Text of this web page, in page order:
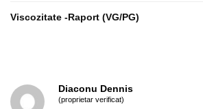
Viscozitate -Raport (VG/PG)
Diaconu Dennis
(proprietar verificat)